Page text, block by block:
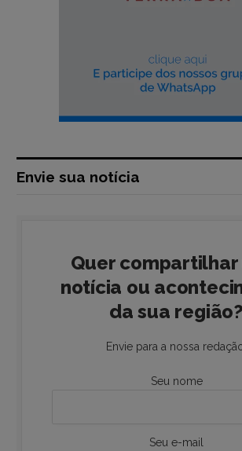
Envie sua notícia
Quer compartilhar
notícia ou
da sua região?
Envie para a nossa
Seu nome
Seu e-mail